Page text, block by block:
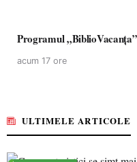
Programul
acum 17 ore
ULTIMELE ARTICOLE